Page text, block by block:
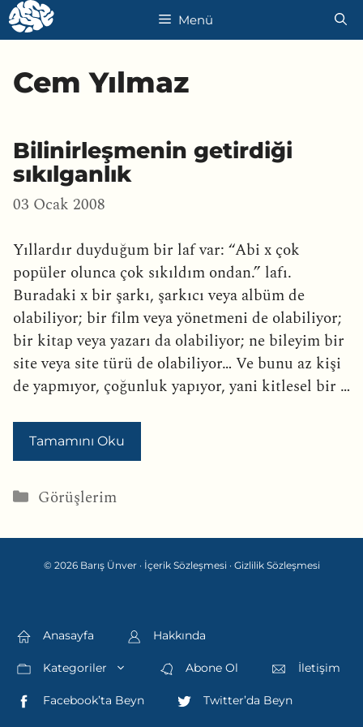
İçeriğe
atla
Menü
Cem Yılmaz
Bilinirleşmenin getirdiği
sıkılganlık
03 Ocak 2008
Yıllardır duyduğum bir laf var: “Abi x çok
popüler olunca çok sıkıldım ondan.” lafı.
Buradaki x bir şarkı, şarkıcı veya albüm de
olabiliyor; bir film veya yönetmeni de olabiliyor;
bir kitap veya yazarı da olabiliyor; ne bileyim bir
site veya site türü de olabiliyor… Ve bunu az kişi
de yapmıyor, çoğunluk yapıyor, yani kitlesel bir …
Tamamını Oku
Kategoriler
Görüşlerim
© 2026 Barış Ünver · İçerik Sözleşmesi · Gizlilik Sözleşmesi
Anasayfa Hakkında
Kategoriler Abone Ol İletişim
Facebook’ta Beyn Twitter’da Beyn